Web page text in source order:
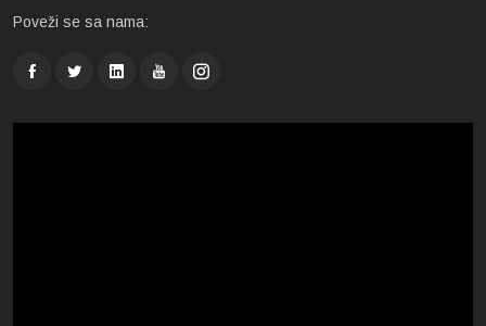
Poveži se sa nama: